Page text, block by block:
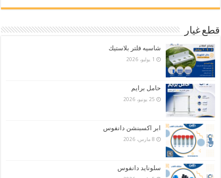
قطع غيار
شاسيه فلتر بلاستيك
1 يوليو، 2026
حامل برايم
25 يونيو، 2026
ابر اكسبنشن دانفوس
8 مارس، 2026
سلونايد دانفوس